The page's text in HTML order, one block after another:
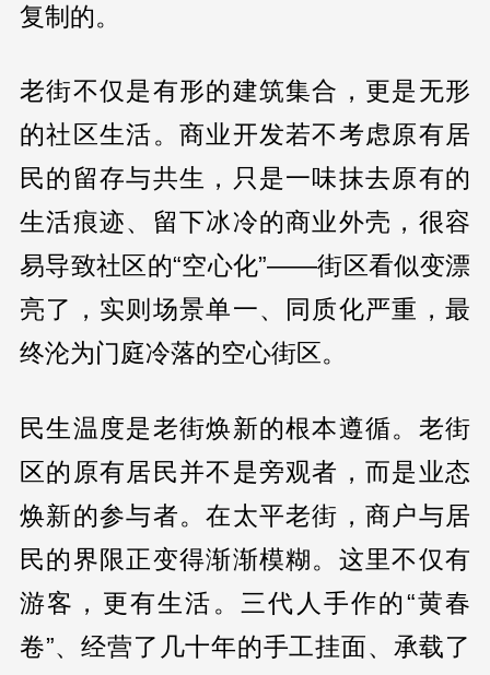
复制的。
老街不仅是有形的建筑集合，更是无形
的社区生活。商业开发若不考虑原有居
民的留存与共生，只是一味抹去原有的
生活痕迹、留下冰冷的商业外壳，很容
易导致社区的“空心化”——街区看似变漂
亮了，实则场景单一、同质化严重，最
终沦为门庭冷落的空心街区。
民生温度是老街焕新的根本遵循。老街
区的原有居民并不是旁观者，而是业态
焕新的参与者。在太平老街，商户与居
民的界限正变得渐渐模糊。这里不仅有
游客，更有生活。三代人手作的“黄春
卷”、经营了几十年的手工挂面、承载了